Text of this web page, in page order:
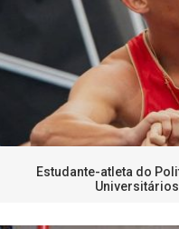
Estudante-atleta do